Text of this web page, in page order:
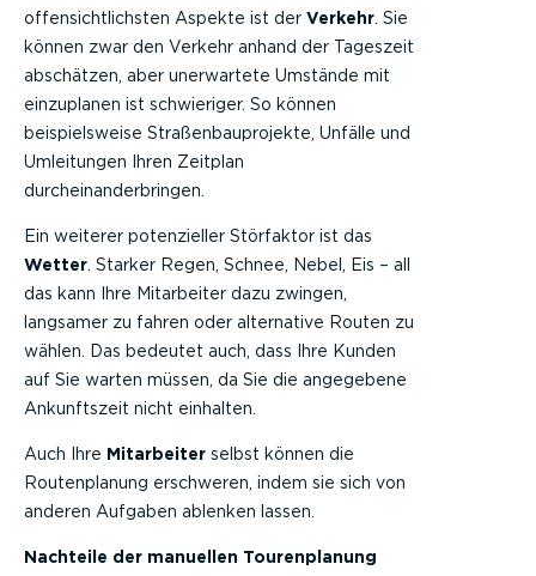
offensichtlichsten Aspekte ist der Verkehr . Sie
können zwar den Verkehr anhand der Tageszeit
abschätzen, aber unerwartete Umstände mit
einzuplanen ist schwieriger. So können
beispielsweise Straßenbauprojekte, Unfälle und
Umleitungen Ihren Zeitplan
durcheinanderbringen.
Ein weiterer potenzieller Störfaktor ist das
Wetter . Starker Regen, Schnee, Nebel, Eis – all
das kann Ihre Mitarbeiter dazu zwingen,
langsamer zu fahren oder alternative Routen zu
wählen. Das bedeutet auch, dass Ihre Kunden
auf Sie warten müssen, da Sie die angegebene
Ankunftszeit nicht einhalten.
Auch Ihre Mitarbeiter selbst können die
Routenplanung erschweren, indem sie sich von
anderen Aufgaben ablenken lassen.
Nachteile der manuellen Tourenplanung